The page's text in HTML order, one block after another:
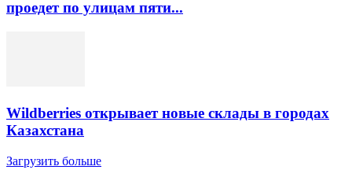
проедет по улицам пяти...
Wildberries открывает новые склады в городах
Казахстана
Загрузить больше